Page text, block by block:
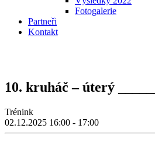
Fotogalerie
Partneři
Kontakt
10. kruháč – úterý
Trénink
02.12.2025 16:00 - 17:00